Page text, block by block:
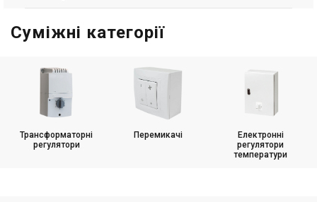
Суміжні категорії
Трансформаторні
регулятори
Перемикачі
Електронні
регулятори
температури